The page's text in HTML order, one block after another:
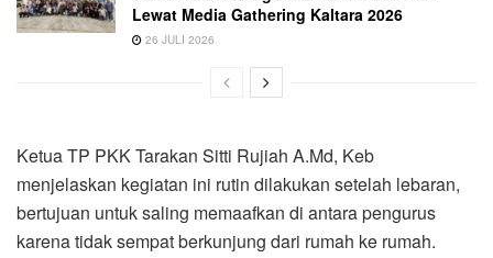
Lewat Media Gathering Kaltara 2026
26 JULI 2026
Ketua TP PKK Tarakan Sitti Rujiah A.Md, Keb
menjelaskan kegiatan ini rutin dilakukan setelah lebaran,
bertujuan untuk saling memaafkan di antara pengurus
karena tidak sempat berkunjung dari rumah ke rumah.